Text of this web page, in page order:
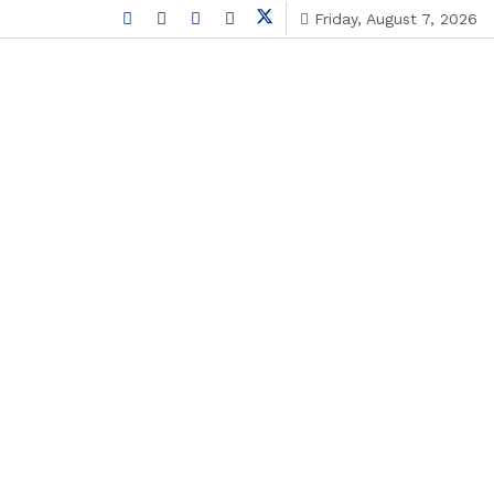
Friday, August 7, 2026